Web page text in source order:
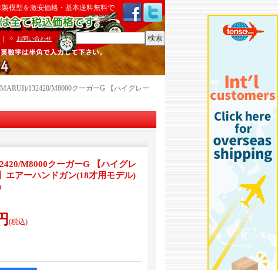
模型を激安価格・基本送料無料で
｜ お問い合わせ 検索:
132420/M8000クーガーG 【ハイグレー
M8000クーガーG 【ハイグレ
エアーハンドガン(18才用モデル)
(税込)